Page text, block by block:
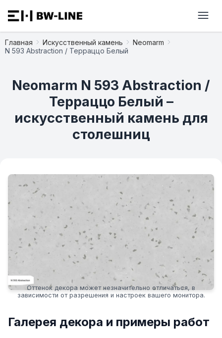
Главная Искусственный камень
Neomarm
N 593 Abstraction / Терраццо Белый
Neomarm N 593 Abstraction /
Терраццо Белый –
искусственный камень для
столешниц
Оттенок декора может незначительно отличаться, в
зависимости от разрешения и настроек вашего монитора.
Галерея декора и примеры работ